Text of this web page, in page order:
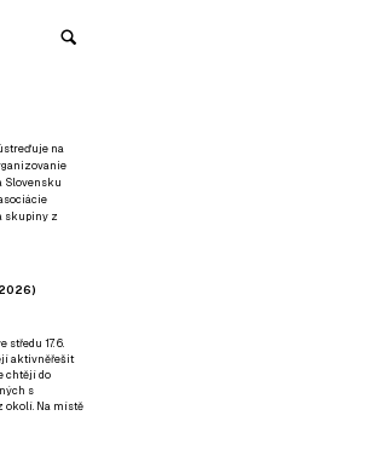
na
Slovensku
skupiny z
17. 6.
aktivněřešit
chtějí do
s
okolí. Na místě